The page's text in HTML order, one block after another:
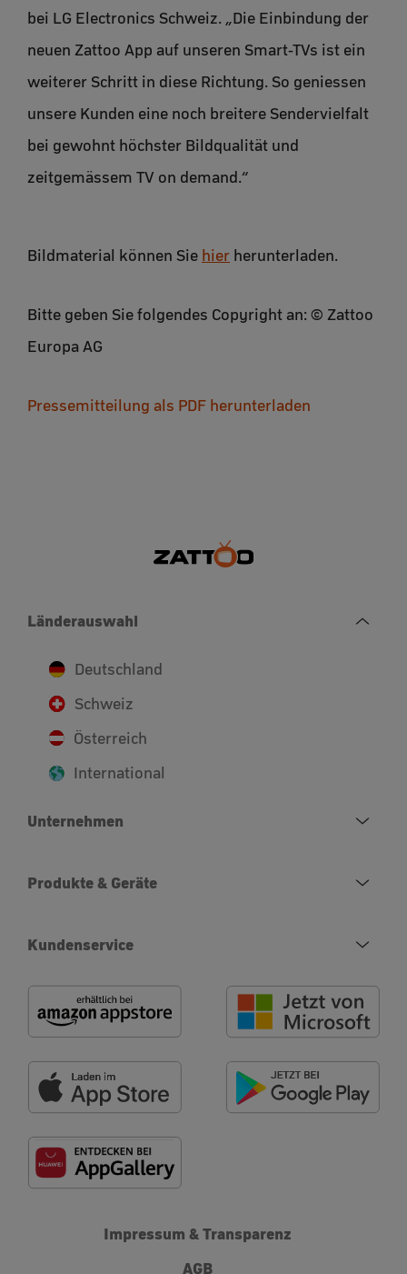
bei LG Electronics Schweiz. „Die Einbindung der
neuen Zattoo App auf unseren Smart-TVs ist ein
weiterer Schritt in diese Richtung. So geniessen
unsere Kunden eine noch breitere Sendervielfalt
bei gewohnt höchster Bildqualität und
zeitgemässem TV on demand.“
Bildmaterial können Sie hier herunterladen.
Bitte geben Sie folgendes Copyright an: © Zattoo
Europa AG
Pressemitteilung als PDF herunterladen
Länderauswahl
Deutschland
Schweiz
Österreich
International
Unternehmen
Produkte & Geräte
Kundenservice
Impressum & Transparenz
AGB